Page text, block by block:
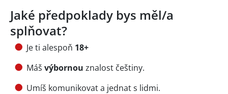
Jaké předpoklady bys měl/a
splňovat?
Je ti alespoň 18+
Máš výbornou znalost češtiny.
Umíš komunikovat a jednat s lidmi.